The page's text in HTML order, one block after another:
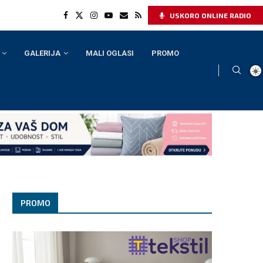
USKORO ONLINE RADIO
GALERIJA MALI OGLASI PROMO
PROMO